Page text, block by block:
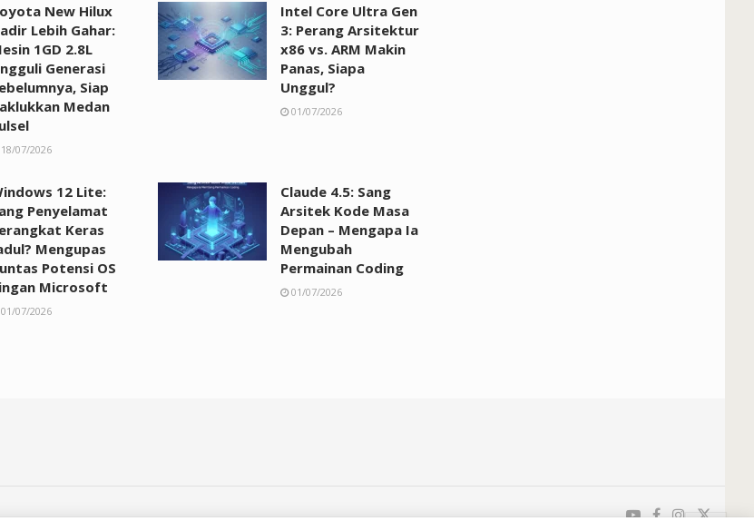
New Hilux
Lebih Gahar:
1GD 2.8L
Generasi
Siap
Medan
07/2026
Intel Core Ultra Gen
3: Perang Arsitektur
x86 vs. ARM Makin
Panas, Siapa
Unggul?
01/07/2026
12 Lite:
Penyelamat
Keras
Mengupas
Potensi OS
Microsoft
07/2026
Claude 4.5: Sang
Arsitek Kode Masa
Depan – Mengapa Ia
Mengubah
Permainan Coding
01/07/2026